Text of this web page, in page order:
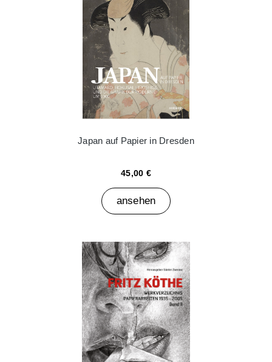
Japan auf Papier in Dresden
45,00 €
ansehen